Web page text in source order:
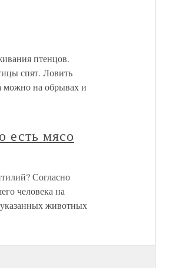
птенцов.
спят. Ловить
можно на обрывах и
есть мясо
Согласно
человека на
животных